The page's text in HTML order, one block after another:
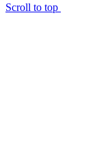
Scroll to top